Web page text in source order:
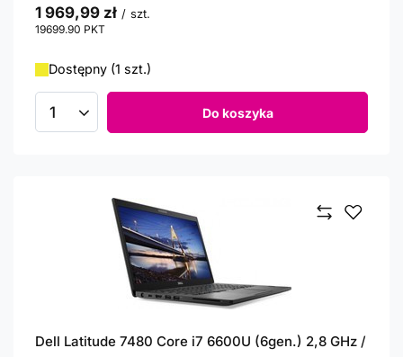
1 969,99 zł / szt.
19699.90 PKT
Dostępny (1 szt.)
Ilość produktów Do koszyka
Dell Latitude 7480 Core i7 6600U (6gen.) 2,8 GHz /